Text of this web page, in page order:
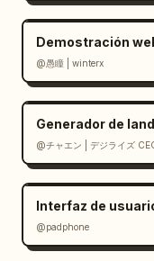
@愚瞳 | winterx
@チャエン | デジライズ
@padphone